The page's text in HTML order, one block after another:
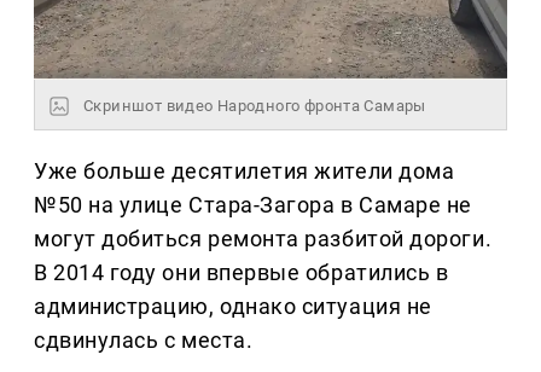
Скриншот видео Народного фронта Самары
Уже больше десятилетия жители дома
№50 на улице Стара-Загора в Самаре не
могут добиться ремонта разбитой дороги.
В 2014 году они впервые обратились в
администрацию, однако ситуация не
сдвинулась с места.